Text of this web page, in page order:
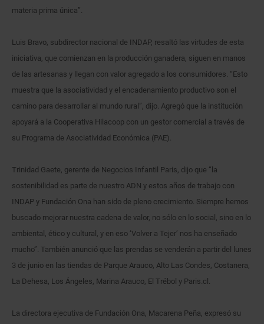
materia prima única”.
Luis Bravo, subdirector nacional de INDAP, resaltó las virtudes de esta
iniciativa, que comienzan en la producción ganadera, siguen en manos
de las artesanas y llegan con valor agregado a los consumidores. “Esto
muestra que la asociatividad y el encadenamiento productivo son el
camino para desarrollar al mundo rural”, dijo. Agregó que la institución
apoyará a la Cooperativa Hilacoop con un gestor comercial a través de
su Programa de Asociatividad Económica (PAE).
Trinidad Gaete, gerente de Negocios Infantil Paris, dijo que “la
sostenibilidad es parte de nuestro ADN y estos años de trabajo con
INDAP y Fundación Ona han sido de pleno crecimiento. Siempre hemos
buscado mejorar nuestra cadena de valor, no sólo en lo social, sino en lo
ambiental, ético y cultural, y en eso ‘Volver a Tejer’ nos ha enseñado
mucho”. También anunció que las prendas se venderán a partir del lunes
3 de junio en las tiendas de Parque Arauco, Alto Las Condes, Costanera,
La Dehesa, Los Ángeles, Marina Arauco, El Trébol y Paris.cl.
La directora ejecutiva de Fundación Ona, Macarena Peña, expresó su